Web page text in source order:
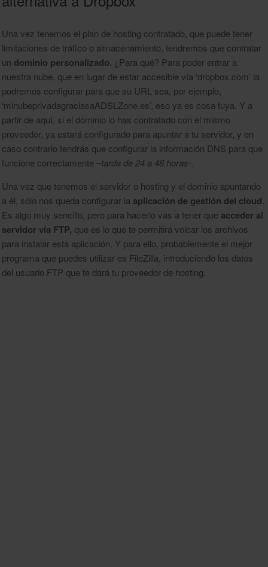
Una vez tenemos el plan de hosting contratado, que puede tener
limitaciones de tráfico o almacenamiento, tendremos que contratar
un dominio personalizado. ¿Para qué? Para poder entrar a
nuestra nube, que en lugar de estar accesible vía ‘dropbox.com’ la
podremos configurar para que su URL sea, por ejemplo,
‘minubeprivadagraciasaADSLZone.es’, eso ya es cosa tuya. Y a
partir de aquí, si el dominio lo has contratado con el mismo
proveedor, ya estará configurado para apuntar a tu servidor, y en
caso contrario tendrás que configurar la información DNS para que
funcione correctamente –tarda de 24 a 48 horas-
Una vez que tenemos el servidor o hosting y el dominio apuntando
a él, sólo nos queda configurar la aplicación de gestión del cloud
Es algo muy sencillo, pero para hacerlo vas a tener que acceder al
servidor vía FTP, que es lo que te permitirá volcar los archivos
para instalar esta aplicación. Y para ello, probablemente el mejor
programa que puedes utilizar es FileZilla, introduciendo los datos
del usuario FTP que te dará tu proveedor de hosting.